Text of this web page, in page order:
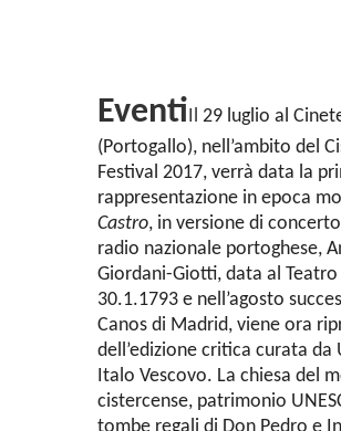
EventiIl 29 luglio al
(Portogallo), nell’ambito del
Festival 2017, verrà data la
rappresentazione in epoca
Castro, in versione di
radio nazionale portoghese,
Giordani-Giotti, data al Teatro
30.1.1793 e nell’agosto
Canos di Madrid, viene ora
dell’edizione critica curata da
Italo Vescovo. La chiesa del
cistercense, patrimonio